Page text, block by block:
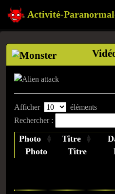
Activité-
Afficher
éléments
Rechercher :
Photo Titre
Photo
Titre